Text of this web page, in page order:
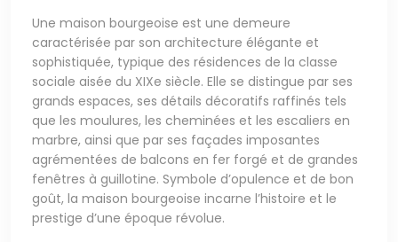
Une maison bourgeoise est une demeure
caractérisée par son architecture élégante et
sophistiquée, typique des résidences de la classe
sociale aisée du XIXe siècle. Elle se distingue par ses
grands espaces, ses détails décoratifs raffinés tels
que les moulures, les cheminées et les escaliers en
marbre, ainsi que par ses façades imposantes
agrémentées de balcons en fer forgé et de grandes
fenêtres à guillotine. Symbole d’opulence et de bon
goût, la maison bourgeoise incarne l’histoire et le
prestige d’une époque révolue.